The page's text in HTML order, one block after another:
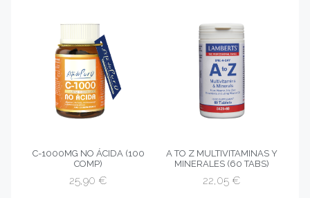
C-1000MG NO ÁCIDA (100
COMP)
25,90 €
A TO Z MULTIVITAMINAS Y
MINERALES (60 TABS)
22,05 €